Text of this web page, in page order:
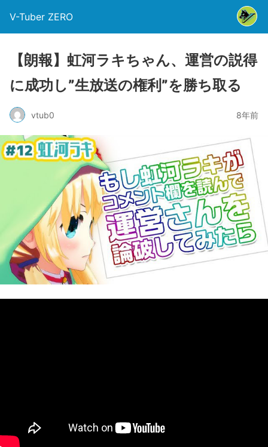
V-Tuber ZERO
【朗報】虹河ラキちゃん、運営の説得
に成功し”生放送の権利”を勝ち取る
vtub0 8年前